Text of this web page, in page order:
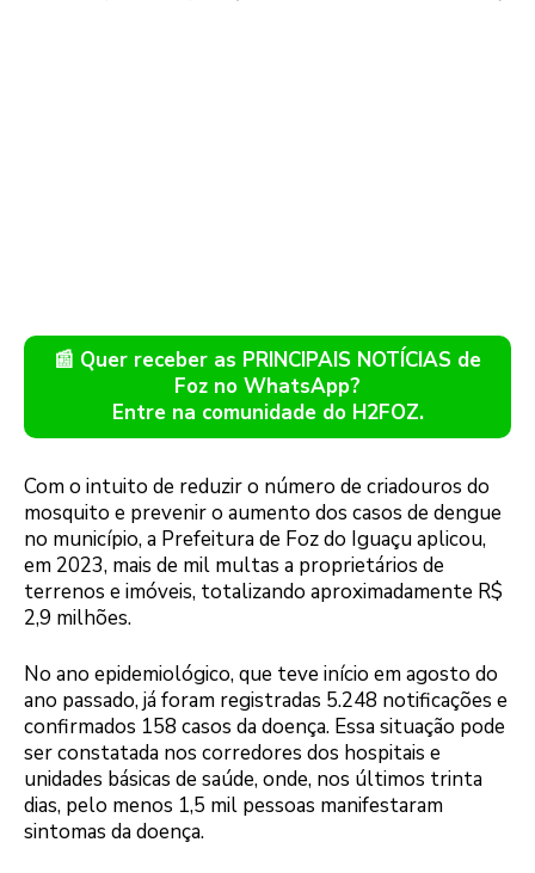
📰 Quer receber as PRINCIPAIS NOTÍCIAS de
Foz no WhatsApp?
Entre na comunidade do H2FOZ.
Com o intuito de reduzir o número de criadouros do
mosquito e prevenir o aumento dos casos de dengue
no município, a Prefeitura de Foz do Iguaçu aplicou,
em 2023, mais de mil multas a proprietários de
terrenos e imóveis, totalizando aproximadamente R$
2,9 milhões.
No ano epidemiológico, que teve início em agosto do
ano passado, já foram registradas 5.248 notificações e
confirmados 158 casos da doença. Essa situação pode
ser constatada nos corredores dos hospitais e
unidades básicas de saúde, onde, nos últimos trinta
dias, pelo menos 1,5 mil pessoas manifestaram
sintomas da doença.